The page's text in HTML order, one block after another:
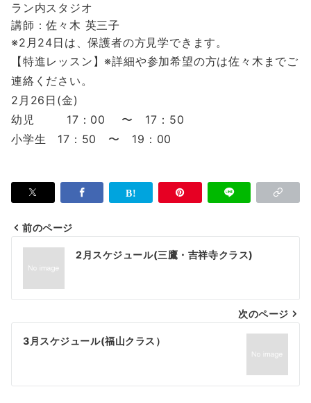
ラン内スタジオ
講師：佐々木 英三子
※2月24日は、保護者の方見学できます。
【特進レッスン】※詳細や参加希望の方は佐々木までご
連絡ください。
2月26日(金)
幼児 17：00 〜 17：50
小学生 17：50 〜 19：00
投
ナ
ビ
ゲ
シ
前のページ
2月スケジュール(三鷹・吉祥寺クラス)
次のページ
3月スケジュール(福山クラス）